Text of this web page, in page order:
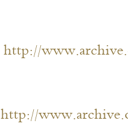
http://
http://